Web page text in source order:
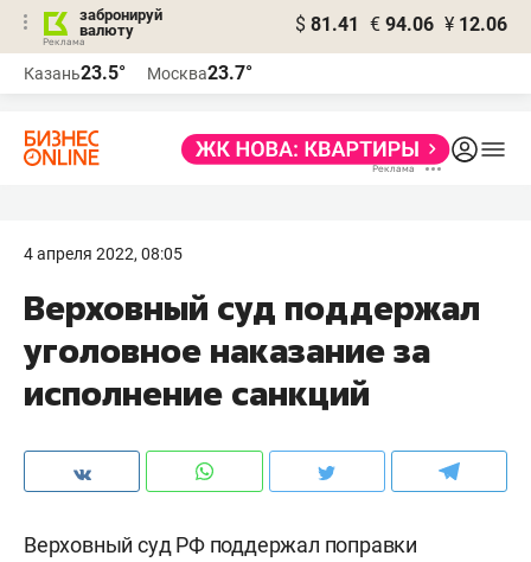
забронируй
валюту
$ 81.41 € 94.06 ¥ 12.06
Казань23.5° Москва23.7°
4 апреля 2022, 08:05
Верховный суд поддержал
уголовное наказание за
исполнение санкций
Верховный суд РФ поддержал поправки